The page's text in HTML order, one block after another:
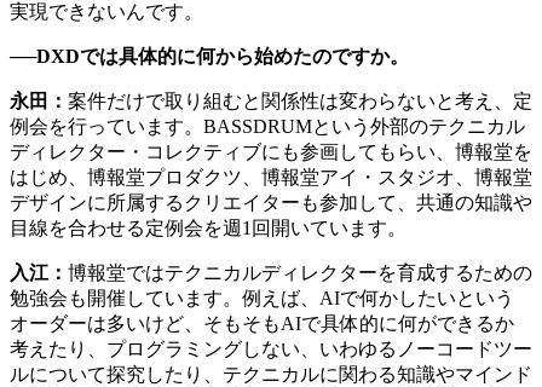
実現できないんです。
──DXDでは具体的に何から始めたのですか。
永田： 案件だけで取り組むと関係性は変わらないと考え、定
例会を行っています。BASSDRUMという外部のテクニカル
ディレクター・コレクティブにも参画してもらい、博報堂を
はじめ、博報堂プロダクツ、博報堂アイ・スタジオ、博報堂
デザインに所属するクリエイターも参加して、共通の知識や
目線を合わせる定例会を週1回開いています。
入江： 博報堂ではテクニカルディレクターを育成するための
勉強会も開催しています。例えば、AIで何かしたいという
オーダーは多いけど、そもそもAIで具体的に何ができるか
考えたり、プログラミングしない、いわゆるノーコードツー
ルについて探究したり、テクニカルに関わる知識やマインド